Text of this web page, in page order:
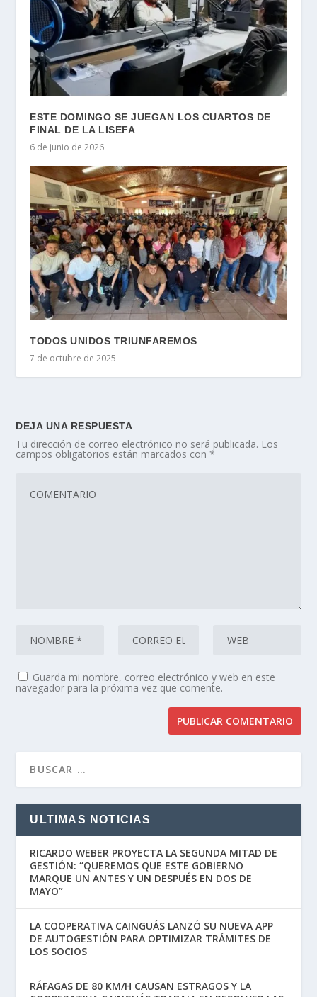
ESTE DOMINGO SE JUEGAN LOS CUARTOS DE
FINAL DE LA LISEFA
6 de junio de 2026
TODOS UNIDOS TRIUNFAREMOS
7 de octubre de 2025
DEJA UNA RESPUESTA
Tu dirección de correo electrónico no será publicada. Los
campos obligatorios están marcados con*
Guarda mi nombre, correo electrónico y web en este
navegador para la próxima vez que comente.
ULTIMAS NOTICIAS
RICARDO WEBER PROYECTA LA SEGUNDA MITAD DE
GESTIÓN: “QUEREMOS QUE ESTE GOBIERNO
MARQUE UN ANTES Y UN DESPUÉS EN DOS DE
MAYO”
LA COOPERATIVA CAINGUÁS LANZÓ SU NUEVA APP
DE AUTOGESTIÓN PARA OPTIMIZAR TRÁMITES DE
LOS SOCIOS
RÁFAGAS DE 80 KM/H CAUSAN ESTRAGOS Y LA